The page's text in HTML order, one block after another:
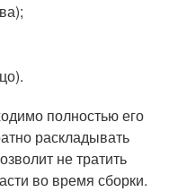
полностью его
раскладывать
не тратить
во время сборки.